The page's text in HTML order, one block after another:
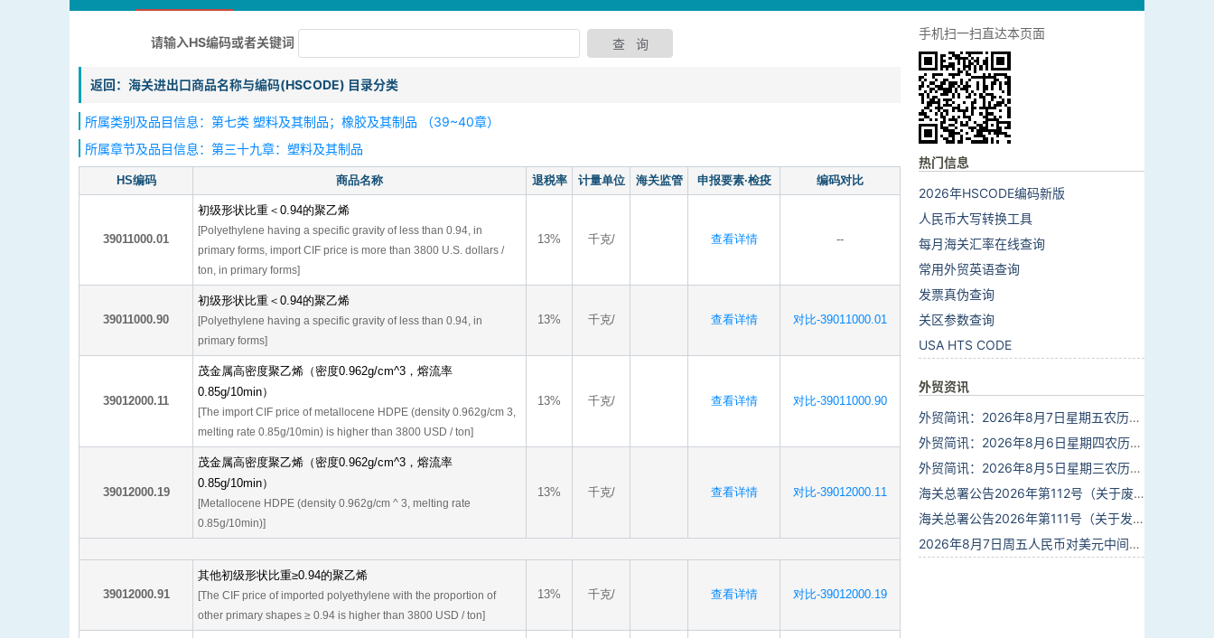
请输入HS编码或者关键词
返回：海关进出口商品名称与编码(HSCODE) 目录分类
所属类别及品目信息：第七类 塑料及其制品；橡胶及其制品 （39~40章）
所属章节及品目信息：第三十九章：塑料及其制品
HS编码 商品名称 退税率 计量单位 海关监管 申报要素·检疫 编码对比
39011000.01
初级形状比重＜0.94的聚乙烯
[Polyethylene having a specific gravity of less than 0.94, in
primary forms, import CIF price is more than 3800 U.S. dollars /
ton, in primary forms]
13% 千克/ 查看详情 --
39011000.90
初级形状比重＜0.94的聚乙烯
[Polyethylene having a specific gravity of less than 0.94, in
primary forms]
13% 千克/ 查看详情 对比-39011000.01
39012000.11
茂金属高密度聚乙烯（密度0.962g/cm^3，熔流率
0.85g/10min）
[The import CIF price of metallocene HDPE (density 0.962g/cm 3,
melting rate 0.85g/10min) is higher than 3800 USD / ton]
13% 千克/ 查看详情 对比-39011000.90
39012000.19
茂金属高密度聚乙烯（密度0.962g/cm^3，熔流率
0.85g/10min）
[Metallocene HDPE (density 0.962g/cm ^ 3, melting rate
0.85g/10min)]
13% 千克/ 查看详情 对比-39012000.11
39012000.91
其他初级形状比重≥0.94的聚乙烯
[The CIF price of imported polyethylene with the proportion of
other primary shapes ≥ 0.94 is higher than 3800 USD / ton]
13% 千克/ 查看详情 对比-39012000.19
手机扫一扫直达本页面
热门信息
2026年HSCODE编码新版
人民币大写转换工具
每月海关汇率在线查询
常用外贸英语查询
发票真伪查询
关区参数查询
USA HTS CODE
外贸资讯
外贸简讯：2026年8月7日星期五农历六月廿五
外贸简讯：2026年8月6日星期四农历六月廿四
外贸简讯：2026年8月5日星期三农历六月廿三
海关总署公告2026年第112号（关于废止部分卫生检疫类规范性文件的公告）
海关总署公告2026年第111号（关于发布《进出境动植物检疫处理监督管理工作规定》《进出境卫生处理监督管理工作规定》的公告）
2026年8月7日周五人民币对美元中间价报6.7904调贬9个基点